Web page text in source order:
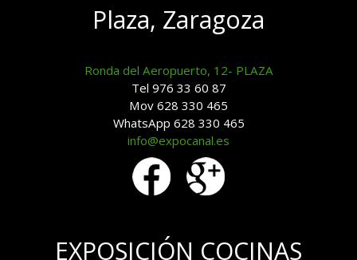
Plaza, Zaragoza
Ronda del Aeropuerto, 12- PLAZA
Tel 976 33 60 87
Mov 628 330 465
WhatsApp 628 330 465
info@expocanal.es
EXPOSICIÓN COCINAS